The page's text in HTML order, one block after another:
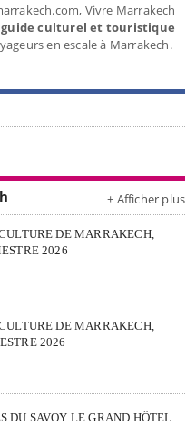
Vivre Marrakech
guide culturel et touristique
en escale à Marrakech.
+ Afficher plus
DE MARRAKECH,
2026
DE MARRAKECH,
2026
DU SAVOY LE GRAND HÔTEL